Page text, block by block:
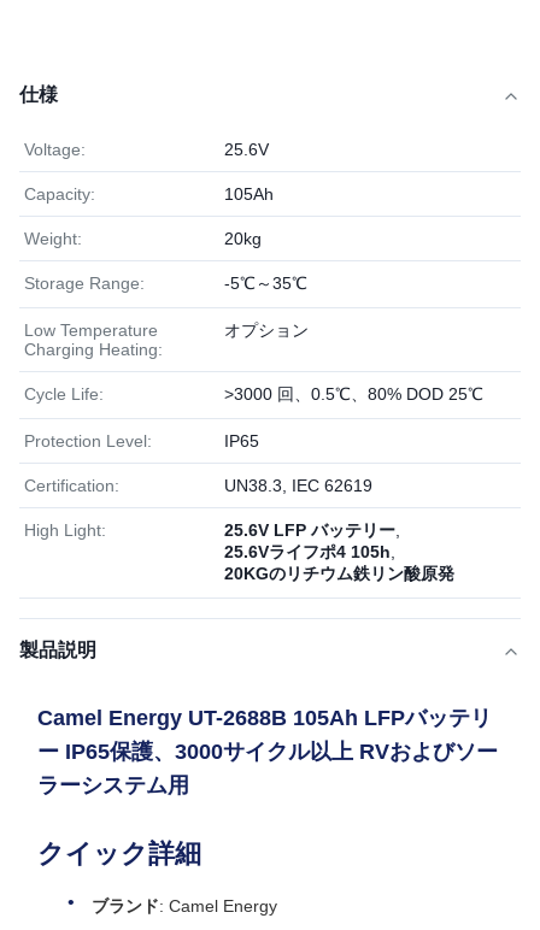
仕様
Voltage: 25.6V
Capacity: 105Ah
Weight: 20kg
Storage Range: -5℃～35℃
Low Temperature
Charging Heating:
オプション
Cycle Life: >3000 回、0.5℃、80% DOD 25℃
Protection Level: IP65
Certification: UN38.3, IEC 62619
High Light: 25.6V LFP バッテリー
25.6Vライフポ4 105h
20KGのリチウム鉄リン酸原発
製品説明
Camel Energy UT-2688B 105Ah LFPバッテリ
ー IP65保護、3000サイクル以上 RVおよびソー
ラーシステム用
クイック詳細
ブランド: Camel Energy